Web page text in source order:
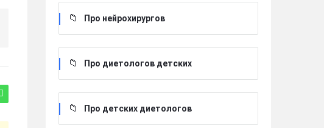
Про нейрохирургов
Про диетологов детских
Про детских диетологов